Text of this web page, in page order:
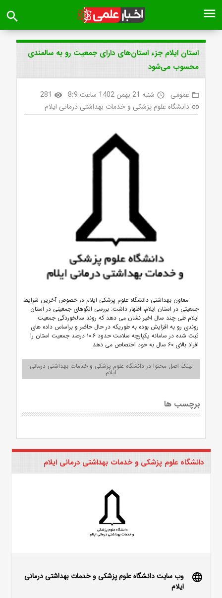
menu
search
استان ایلام جزء استان‌های دارای جمعیت رو به سالمندی
محسوب می‌شود
folder_open عمومی access_time شنبه 21 بهمن 1402 ساعت 8:9 visibility
281
link دانشگاه علوم پزشکی و خدمات بهداشتی درمانی ایلام
معاون بهداشتی دانشگاه علوم پزشکی ایلام در خصوص آخرین شرایط
جمعیتی در استان ایلام، اظهار داشت: بررسی الگوهای جمعیتی در استان
ایلام طی چند سال اخیر نشان می دهد که روند سالخوردگی جمعیت
روندی رو به افزایش بوده به طوریکه در حال حاضر و براساس داده های
ثبت شده در سامانه یکپارچه سلامت حدود ۱۰.۶ درصد جمعیت استان را
افراد بالای ۶۰ سال به خود اختصاص می دهد
لینک اصل محتوا در دانشگاه علوم پزشکی و خدمات بهداشتی درمانی
ایلام
برچسب ها
دانشگاه علوم پزشکی و خدمات بهداشتی درمانی ایلام
language
وب سایت دانشگاه علوم پزشکی و خدمات بهداشتی درمانی
ایلام